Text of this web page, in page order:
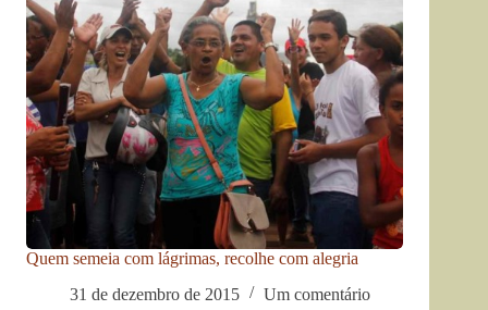
Quem semeia com lágrimas, recolhe com alegria
31 de dezembro de 2015
Um comentário